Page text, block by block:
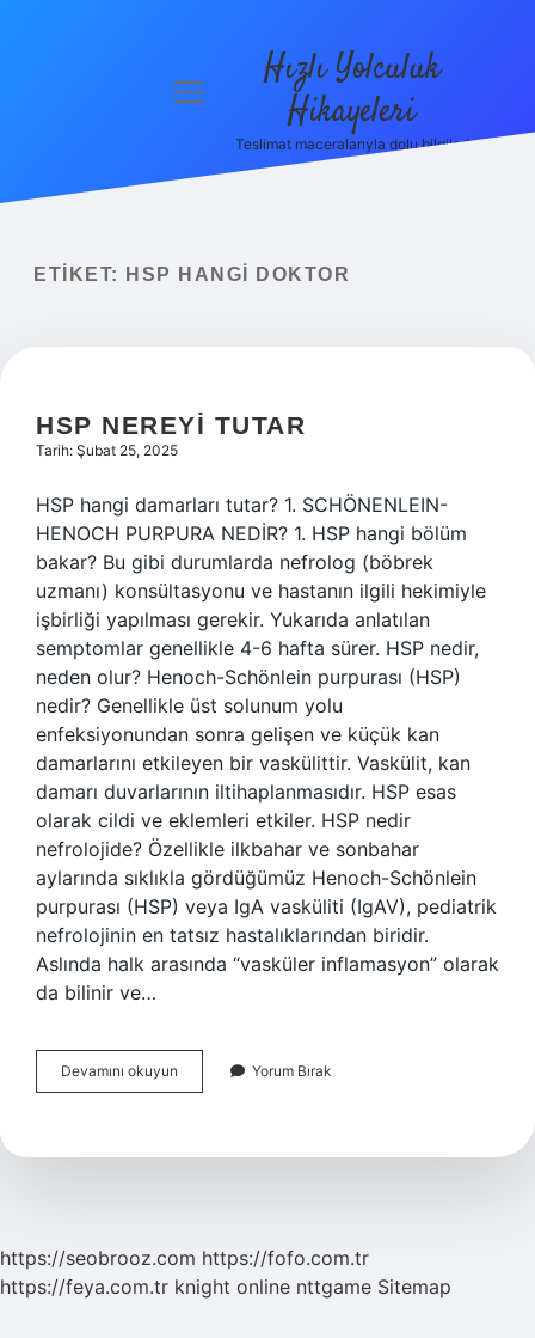
menüyü
Hızlı Yolculuk
Hikayeleri
Teslimat maceralarıyla dolu bilgiler!
ETIKET: HSP HANGI DOKTOR
HSP NEREYI TUTAR
Tarih: Şubat 25, 2025
HSP hangi damarları tutar? 1. SCHÖNENLEIN-
HENOCH PURPURA NEDİR? 1. HSP hangi bölüm
bakar? Bu gibi durumlarda nefrolog (böbrek
uzmanı) konsültasyonu ve hastanın ilgili hekimiyle
işbirliği yapılması gerekir. Yukarıda anlatılan
semptomlar genellikle 4-6 hafta sürer. HSP nedir,
neden olur? Henoch-Schönlein purpurası (HSP)
nedir? Genellikle üst solunum yolu
enfeksiyonundan sonra gelişen ve küçük kan
damarlarını etkileyen bir vaskülittir. Vaskülit, kan
damarı duvarlarının iltihaplanmasıdır. HSP esas
olarak cildi ve eklemleri etkiler. HSP nedir
nefrolojide? Özellikle ilkbahar ve sonbahar
aylarında sıklıkla gördüğümüz Henoch-Schönlein
purpurası (HSP) veya IgA vasküliti (IgAV), pediatrik
nefrolojinin en tatsız hastalıklarından biridir.
Aslında halk arasında “vasküler inflamasyon” olarak
da bilinir ve…
Devamını okuyun
Nereyi
Yorum Bırak
https://seobrooz.com https://fofo.com.tr
https://feya.com.tr knight online nttgame Sitemap